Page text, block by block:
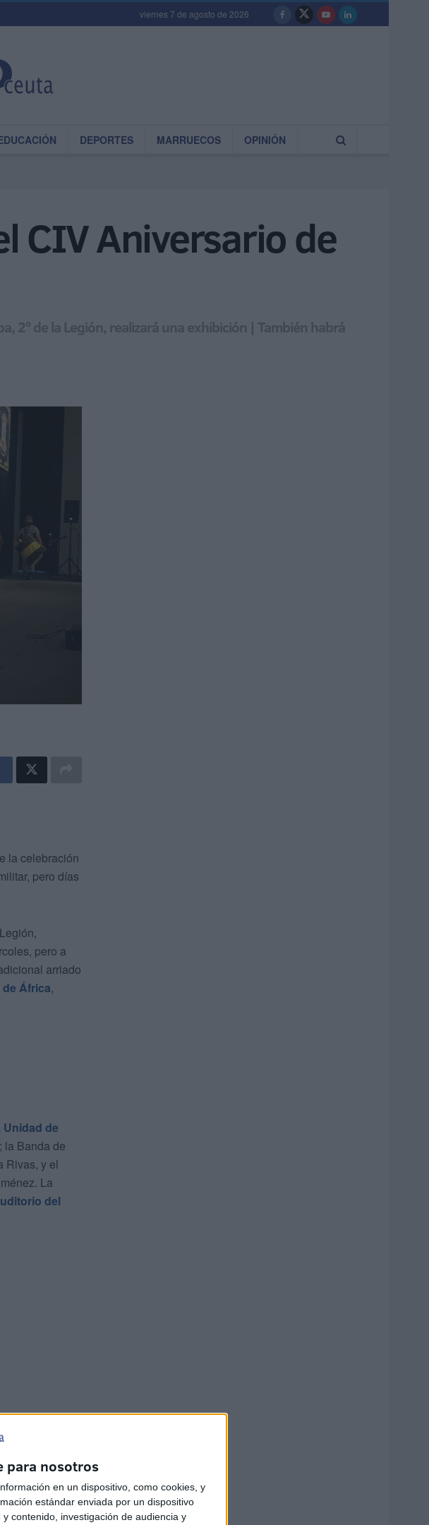
para nosotros
en un dispositivo, como cookies, y
estándar enviada por un dispositivo
contenido, investigación de audiencia y
viernes 7 de agosto de 2026
DEPORTES MARRUECOS OPINIÓN
CIV Aniversario de
2º de la Legión, realizará una exhibición | También habrá
la celebración
pero días
pero a
arriado
de África,
Unidad de
la Banda de
Rivas, y el
La
del